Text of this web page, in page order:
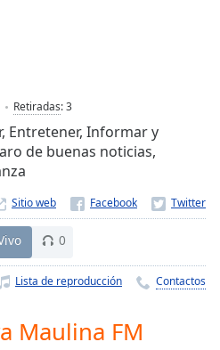
Retiradas:3
Entretener, Informar y
de buenas noticias,
Sitio web
0
Lista de reproducción Contactos
Maulina FM